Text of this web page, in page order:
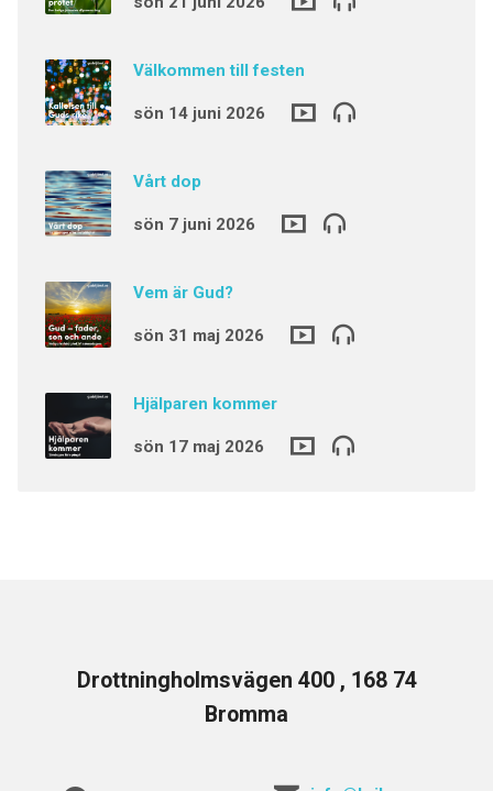
Välkommen till festen
sön 14 juni 2026
Vårt dop
sön 7 juni 2026
Vem är Gud?
sön 31 maj 2026
Hjälparen kommer
sön 17 maj 2026
Drottningholmsvägen 400 , 168 74
Bromma